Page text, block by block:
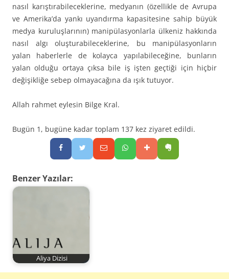
nasıl karıştırabileceklerine, medyanın (özellikle de Avrupa
ve Amerika’da yankı uyandırma kapasitesine sahip büyük
medya kuruluşlarının) manipülasyonlarla ülkeniz hakkında
nasıl algı oluşturabileceklerine, bu manipülasyonların
yalan haberlerle de kolayca yapılabileceğine, bunların
yalan olduğu ortaya çıksa bile iş işten geçtiği için hiçbir
değişikliğe sebep olmayacağına da ışık tutuyor.
Allah rahmet eylesin Bilge Kral.
Bugün 1, bugüne kadar toplam 137 kez ziyaret edildi.
Benzer Yazılar:
Aliya Dizisi